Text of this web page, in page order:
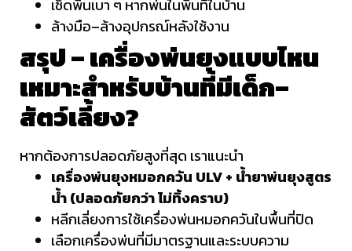
เช็ดพื้นเบา ๆ หากพ่นในพื้นที่ในบ้าน
ล้างมือ–ล้างอุปกรณ์หลังใช้งาน
สรุป – เครื่องพ่นยุงแบบไหน
เหมาะสำหรับบ้านที่มีเด็ก–
สัตว์เลี้ยง?
หากต้องการปลอดภัยสูงที่สุด เราแนะนำ
เครื่องพ่นยุงหมอกควัน ULV + น้ำยาพ่นยุงสูตร
น้ำ (ปลอดภัยกว่า ไม่ทิ้งคราบ)
หลีกเลี่ยงการใช้เครื่องพ่นหมอกควันในพื้นที่ปิด
เลือกเครื่องพ่นที่มีมาตรฐานและระบบความ